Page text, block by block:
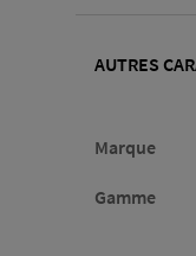
AUTRES
Marque
Gamme